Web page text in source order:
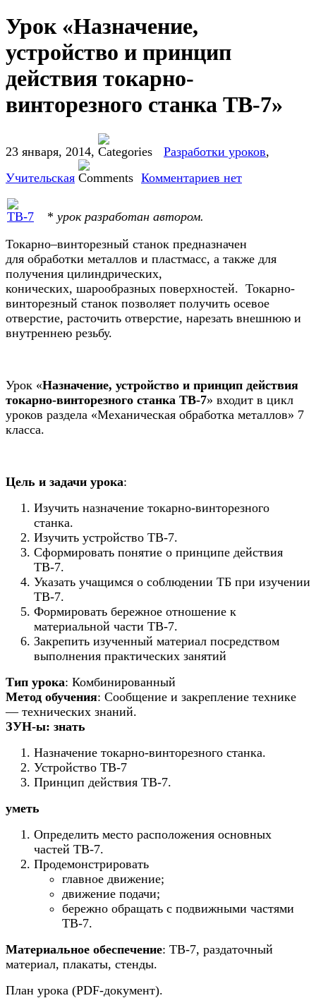
Урок «Назначение,
устройство и принцип
действия токарно-
винторезного станка ТВ-7»
23 января, 2014, Разработки уроков,
Учительская
Комментариев нет
* урок разработан автором.
Токарно–винторезный станок предназначен
для обработки металлов и пластмасс, а также для
получения цилиндрических,
конических, шарообразных поверхностей. Токарно-
винторезный станок позволяет получить осевое
отверстие, расточить отверстие, нарезать внешнюю и
внутреннею резьбу.
Урок «Назначение, устройство и принцип действия
токарно-винторезного станка ТВ-7» входит в цикл
уроков раздела «Механическая обработка металлов» 7
класса.
Цель и задачи урока:
Изучить назначение токарно-винторезного
станка.
Изучить устройство ТВ-7.
Сформировать понятие о принципе действия
ТВ-7.
Указать учащимся о соблюдении ТБ при изучении
ТВ-7.
Формировать бережное отношение к
материальной части ТВ-7.
Закрепить изученный материал посредством
выполнения практических занятий
Тип урока: Комбинированный
Метод обучения: Сообщение и закрепление технике
— технических знаний.
ЗУН-ы: знать
Назначение токарно-винторезного станка.
Устройство ТВ-7
Принцип действия ТВ-7.
уметь
Определить место расположения основных
частей ТВ-7.
Продемонстрировать
главное движение;
движение подачи;
бережно обращать с подвижными частями
ТВ-7.
Материальное обеспечение: ТВ-7, раздаточный
материал, плакаты, стенды.
План урока (PDF-документ).